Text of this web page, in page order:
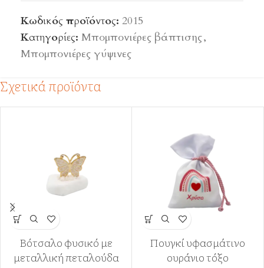
Κωδικός προϊόντος: 2015
Κατηγορίες: Μπομπονιέρες βάπτισης,
Μπομπονιέρες γύψινες
Σχετικά προϊόντα
Βότσαλο φυσικό με
μεταλλική πεταλούδα
Πουγκί υφασμάτινο
ουράνιο τόξο